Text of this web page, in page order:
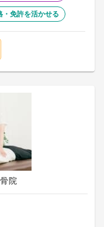
・免許を活かせる
院